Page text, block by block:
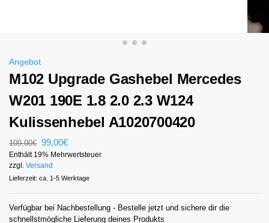
Angebot
M102 Upgrade Gashebel Mercedes
W201 190E 1.8 2.0 2.3 W124
Kulissenhebel A1020700420
109,00€ 99,00€
Enthält 19% Mehrwertsteuer
zzgl. Versand
Lieferzeit: ca. 1-5 Werktage
Verfügbar bei Nachbestellung - Bestelle jetzt und sichere dir die
schnellstmögliche Lieferung deines Produkts